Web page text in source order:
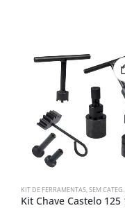
KIT DE FERRAMENTAS SEM CATEGORIA